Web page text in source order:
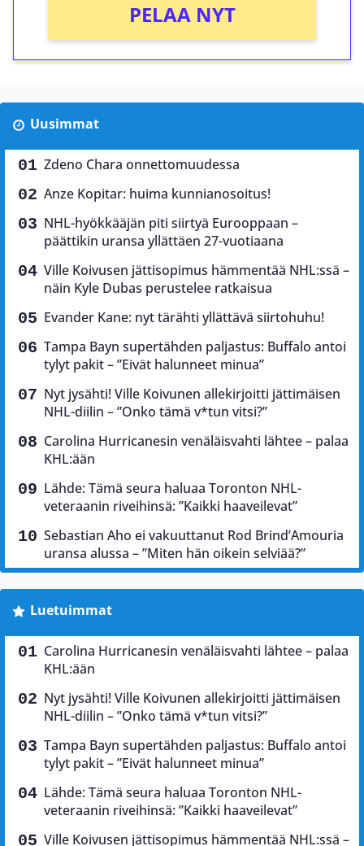
PELAA NYT
Uusimmat
Zdeno Chara onnettomuudessa
Anze Kopitar: huima kunnianosoitus!
NHL-hyökkääjän piti siirtyä Eurooppaan –
päättikin uransa yllättäen 27-vuotiaana
Ville Koivusen jättisopimus hämmentää NHL:ssä –
näin Kyle Dubas perustelee ratkaisua
Evander Kane: nyt tärähti yllättävä siirtohuhu!
Tampa Bayn supertähden paljastus: Buffalo antoi
tylyt pakit – ”Eivät halunneet minua”
Nyt jysähti! Ville Koivunen allekirjoitti jättimäisen
NHL-diilin – ”Onko tämä v*tun vitsi?”
Carolina Hurricanesin venäläisvahti lähtee – palaa
KHL:ään
Lähde: Tämä seura haluaa Toronton NHL-
veteraanin riveihinsä: ”Kaikki haaveilevat”
Sebastian Aho ei vakuuttanut Rod Brind’Amouria
uransa alussa – ”Miten hän oikein selviää?”
Luetuimmat
Carolina Hurricanesin venäläisvahti lähtee – palaa
KHL:ään
Nyt jysähti! Ville Koivunen allekirjoitti jättimäisen
NHL-diilin – ”Onko tämä v*tun vitsi?”
Tampa Bayn supertähden paljastus: Buffalo antoi
tylyt pakit – ”Eivät halunneet minua”
Lähde: Tämä seura haluaa Toronton NHL-
veteraanin riveihinsä: ”Kaikki haaveilevat”
Ville Koivusen jättisopimus hämmentää NHL:ssä –